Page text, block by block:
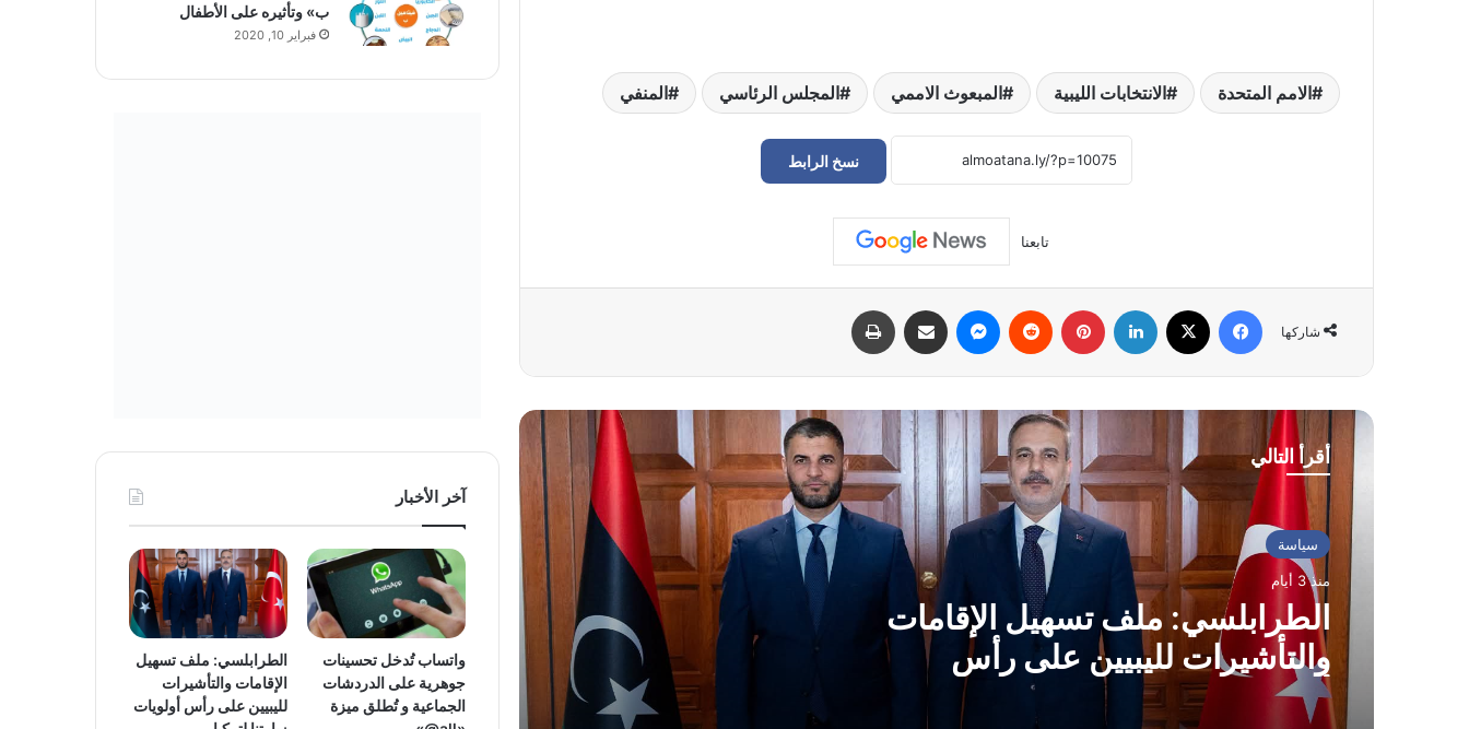
الامم المتحدة الانتخابات الليبية المبعوث الاممي المجلس الرئاسي المنفي
نسخ الرابط
تابعنا
شاركها
فيسبوك لينكدإن بينتيريست ماسنجر مشاركة عبر البريد
أقرأ التالي
سياسة
منذ 3 أيام
الطرابلسي: ملف تسهيل الإقامات
والتأشيرات لليبيين على رأس
أولويات زيارتنا لتركيا
الطرابلسي: ملف تسهيل الإقامات
مرهون باتفاق مؤسسي وضمانات للتنفيذ
خوري تبحث مع “السياسي الوطني فزان”
تعزيز مشاركة الجنوب في العملية السياسية
الدبيبة: لا قرار بعيداً عن الشعب.. ونستعد
لنقاش وطني شامل حول المبادرات
محادثات عسكرية رفيعة لتوحيد الجيش
الليبي وحظر التجاذبات السياسية
ب» وتأثيره على الأطفال
فبراير 10, 2020
آخر الأخبار
واتساب تُدخل تحسينات
جوهرية على الدردشات
الجماعية و تُطلق ميزة
الطرابلسي: ملف تسهيل
الإقامات والتأشيرات
لليبيين على رأس أولويات